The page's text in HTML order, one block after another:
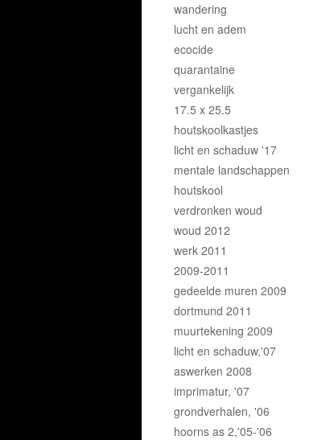
wandering
lucht en adem
ecocide
quarantaine
vergankelijk
17.5 x 25.5
houtskoolkastjes
licht en schaduw '17
mentale landschappen
houtskool
verdronken woud
woud 2012
werk 2011
2009-2011
gedeelde muren 2009
dortmund 2011
muurtekening 2009
licht en schaduw,'07
aswerken 2008
imprimatur, '07
grondverhalen, '06
hoorns as 2,'05-'06